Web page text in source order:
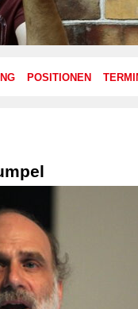
POSITIONEN